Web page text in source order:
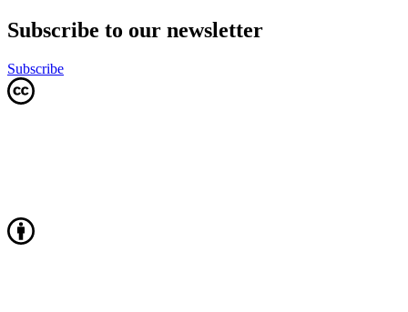
Subscribe to our newsletter
Subscribe